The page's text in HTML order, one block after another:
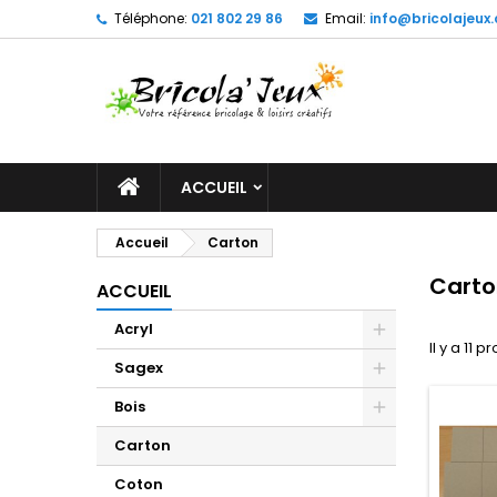
Téléphone: 021 802 29 86 Email:
ACCUEIL
Accueil Carton
ACCUEIL
Acryl
Sagex
Bois
Carton
Coton
Il y a 11